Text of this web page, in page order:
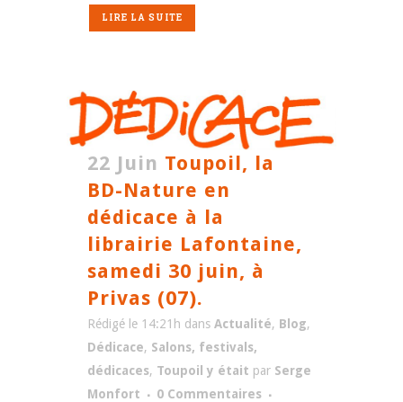
LIRE LA SUITE
22 Juin Toupoil, la
BD-Nature en
dédicace à la
librairie Lafontaine,
samedi 30 juin, à
Privas (07).
Rédigé le 14:21h dans Actualité, Blog,
Dédicace, Salons, festivals,
dédicaces, Toupoil y était par Serge
Monfort
0 Commentaires